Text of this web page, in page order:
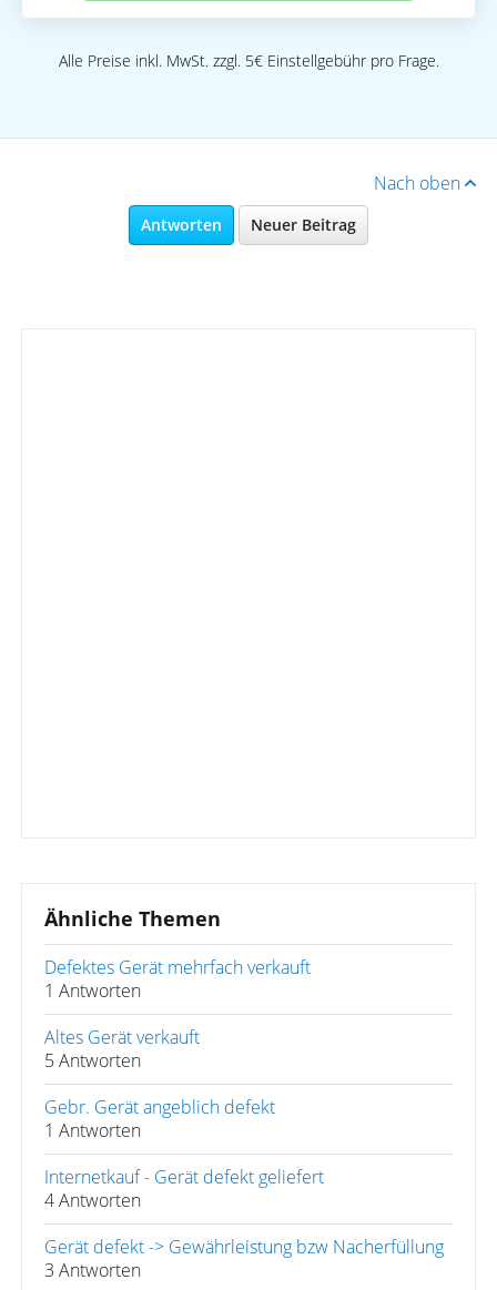
Alle Preise inkl. MwSt. zzgl. 5€ Einstellgebühr pro Frage.
Nach oben
Antworten Neuer Beitrag
Ähnliche Themen
Defektes Gerät mehrfach verkauft
1 Antworten
Altes Gerät verkauft
5 Antworten
Gebr. Gerät angeblich defekt
1 Antworten
Internetkauf - Gerät defekt geliefert
4 Antworten
Gerät defekt -> Gewährleistung bzw Nacherfüllung
3 Antworten